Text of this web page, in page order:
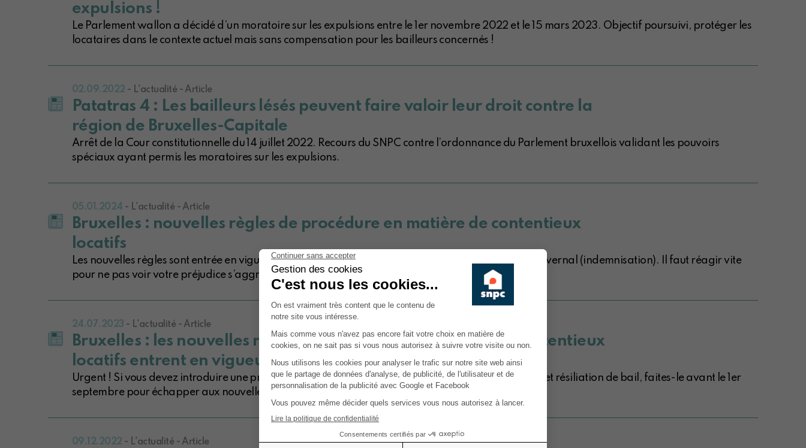
expulsions !
Le Parlement wallon a décidé d’un moratoire sur les expulsions entre le 1er novembre 2022 et le 15 mars 2023. Objectif poursuivi, protéger les
locataires dans le contexte actuel mais sans compensation pour les bailleurs concernés !
02.09.2022 - L'actualité - Article
Patatras 4 : Les bailleurs lésés peuvent faire valoir leur droit contre la
région de Bruxelles-Capitale
Arrêt de la Cour constitutionnelle du 14 juillet 2022. Recours du SNPC contre l’ordonnance du Parlement bruxellois validant les pouvoirs
spéciaux ayant permis les moratoires sur les expulsions.
05.01.2024 - L'actualité - Article
Bruxelles : nouvelles règles de procédure en matière de contentieux
locatifs
Les nouvelles règles sont entrée en vigueur : Introduction de la procédure, exécution et moratoire hivernal (indemnisation). Il faut réagir vite
pour ne pas voir votre préjudice s’aggraver !
24.07.2023 - L'actualité - Article
Bruxelles : les nouvelles règles de procédure en matière de contentieux
locatifs entrent en vigueur le 1er septembre
Urgent ! Si vous devez introduire une procédure contre un locataire pour non-paiement des loyers et résiliation de bail, faites-le avant le 1er
septembre pour échapper aux nouvelles règles de procédure.
09.12.2022 - L'actualité - Article